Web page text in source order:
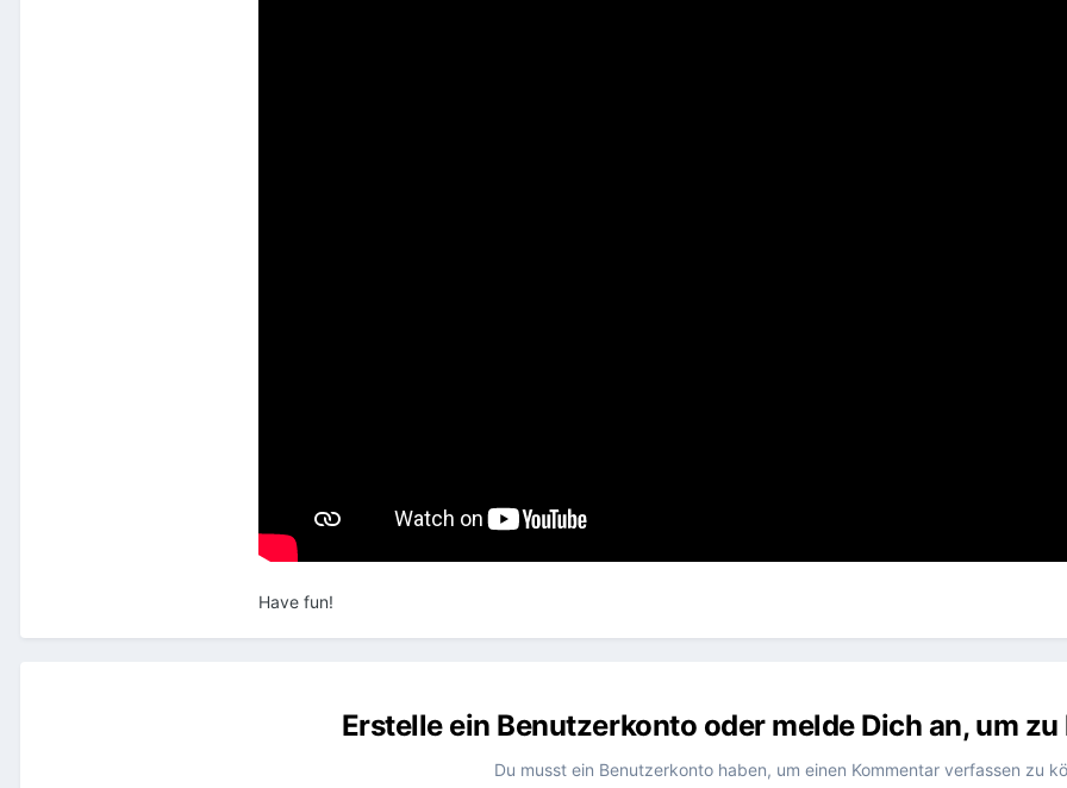
Have fun!
Erstelle ein Benutzerkonto oder melde Dich an, um
Du musst ein Benutzerkonto haben, um einen Kommentar verfassen zu